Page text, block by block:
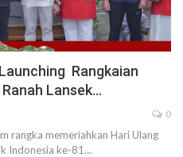
Rangkaian
Lansek…
0
rangka memeriahkan Hari Ulang
Indonesia ke-81…